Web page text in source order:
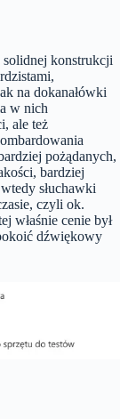
solidnej konstrukcji
na dokanałówki
w nich
ale też
pożądanych,
bardziej
słuchawki
czyli ok.
właśnie cenie był
dźwiękowy